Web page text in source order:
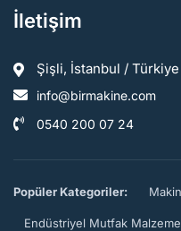
İletişim
Şişli, İstanbul / Türkiye
info@birmakine.com
0540 200 07 24
Popüler Kategoriler:
Endüstriyel Mutfak